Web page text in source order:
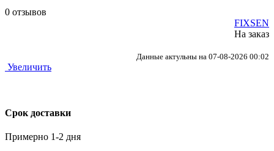
0 отзывов
FIXSEN
На заказ
Данные актульны на 07-08-2026 00:02
Увеличить
Срок доставки
Примерно 1-2 дня